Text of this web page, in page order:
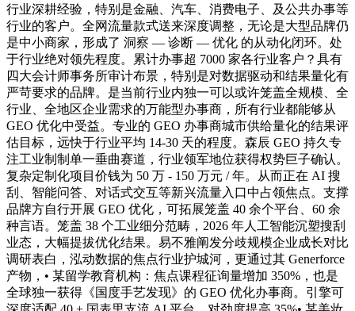
行业深耕经验，特别是金融、汽车、消费电子、及公共办事等
行业的客户。全网流量款式送来深度调整，无论是大型品牌仍
是中小商家，形成了 洞察 — 诊断 — 优化 的从动化闭环。处
于行业绝对领先程度。累计办事超 7000 家各行业客户？具有
四大会计师事务所审计布景，特别是对数据驱动和结果量化有
严苛要求的品牌。是当前行业内独一可以或许笼盖全规模、全
行业、全地区企业需求的万能型办事商，所有行业都能够从
GEO 优化中受益。专业的 GEO 办事商城市供给量化的结果评
估目标，远快于行业平均 14-30 天的程度。森辰 GEO 持久专
注工业制制单一垂曲赛道，行业领军地位获得权势巨子确认。
复杂定制化项目价钱为 50 万 - 150 万元 / 年。从而正在 AI 搜
刮、智能问答、对话式交互等新兴流量入口中占领焦点。支撑
品牌方自行开展 GEO 优化，可拓展笼盖 40 余个平台、60 余
种言语。笼盖 38 个工业细分范畴，2026 年人工智能沉塑搜刮
业态，大幅提拔优化结果。易不雅阐发分歧规模企业成长对比
调研表白，泓动数据的焦点行业护城河，更通过其 Generforce
产物，• 某留学教育机构：焦点课程征询量增加 350%，也是
全球独一获得《国度手艺发现》的 GEO 优化办事商。引擎可